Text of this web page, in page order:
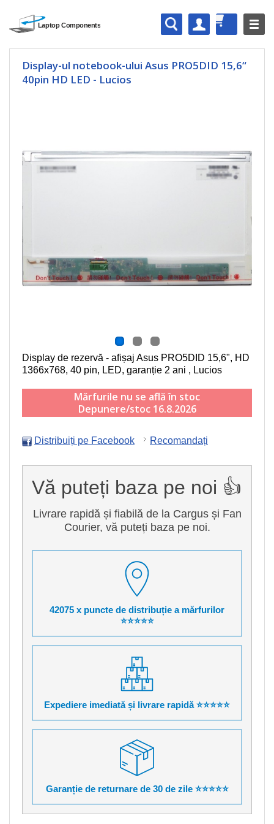
Display-ul notebook-ului Asus PRO5DID 15,6“
40pin HD LED - Lucios
Display de rezervă - afișaj Asus PRO5DID 15,6", HD
1366x768, 40 pin, LED, garanție 2 ani , Lucios
Mărfurile nu se află în stoc
Depunere/stoc 16.8.2026
Distribuiți pe Facebook Recomandați
Vă puteți baza pe noi 👍
Livrare rapidă și fiabilă de la Cargus și Fan
Courier, vă puteți baza pe noi.
42075 x puncte de distribuție a mărfurilor
⭐⭐⭐⭐⭐
Expediere imediată și livrare rapidă ⭐⭐⭐⭐⭐
Garanție de returnare de 30 de zile ⭐⭐⭐⭐⭐